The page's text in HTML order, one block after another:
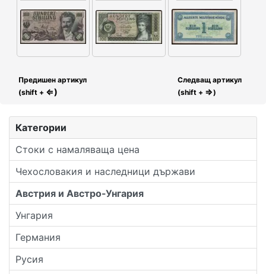
Категории
Стоки с намаляваща цена
Чехословакия и наследници държави
Австрия и Австро-Унгария
Унгария
Германия
Русия
Предишен артикул
(shift + ⇐)
Следващ артикул
(shift + ⇒)